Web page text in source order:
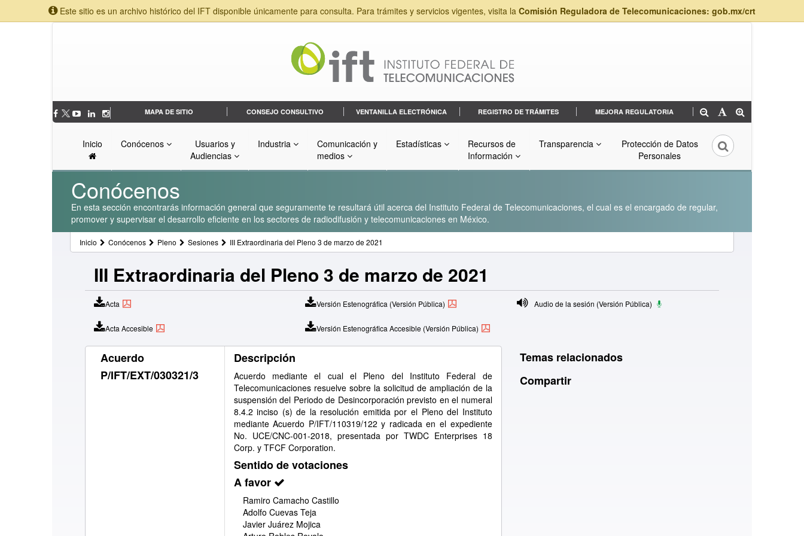
Este sitio es un archivo histórico del IFT disponible únicamente para consulta. Para trámites y servicios vigentes, visita la Comisión Reguladora de Telecomunicaciones: gob.mx/crt
MAPA DE SITIO CONSEJO CONSULTIVO VENTANILLA ELECTRÓNICA REGISTRO DE TRÁMITES MEJORA REGULATORIA
Inicio Conócenos
Usuarios y
Audiencias
Industria
Comunicación y
medios
Estadísticas
Recursos de
Información
Transparencia
Protección de Datos
Personales
Conócenos
En esta sección encontrarás información general que seguramente te resultará útil acerca del Instituto Federal de Telecomunicaciones, el cual es el encargado de regular,
promover y supervisar el desarrollo eficiente en los sectores de radiodifusión y telecomunicaciones en México.
Inicio Conócenos Pleno Sesiones III Extraordinaria del Pleno 3 de marzo de 2021
III Extraordinaria del Pleno 3 de marzo de 2021
Acta
Acta Accesible
Versión Estenográfica (Versión Pública)
Versión Estenográfica Accesible (Versión Pública)
Audio de la sesión (Versión Pública)
Acuerdo
P/IFT/EXT/030321/3
Descripción
Acuerdo mediante el cual el Pleno del Instituto Federal de
Telecomunicaciones resuelve sobre la solicitud de ampliación de la
suspensión del Periodo de Desincorporación previsto en el numeral
8.4.2 inciso (s) de la resolución emitida por el Pleno del Instituto
mediante Acuerdo P/IFT/110319/122 y radicada en el expediente
No. UCE/CNC-001-2018, presentada por TWDC Enterprises 18
Corp. y TFCF Corporation.
Sentido de votaciones
A favor
Ramiro Camacho Castillo
Adolfo Cuevas Teja
Javier Juárez Mojica
Temas relacionados
Compartir